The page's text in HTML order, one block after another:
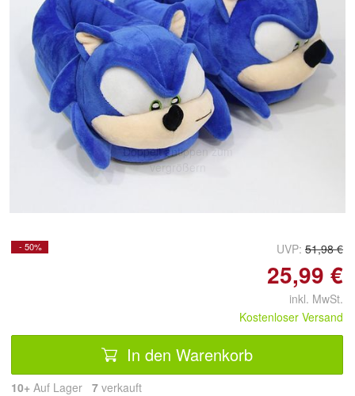
Doppelt antippen zum
vergrößern
- 50% UVP: 51,98 €
25,99 €
inkl. MwSt.
Kostenloser Versand
In den Warenkorb
10+ Auf Lager 7 verkauft